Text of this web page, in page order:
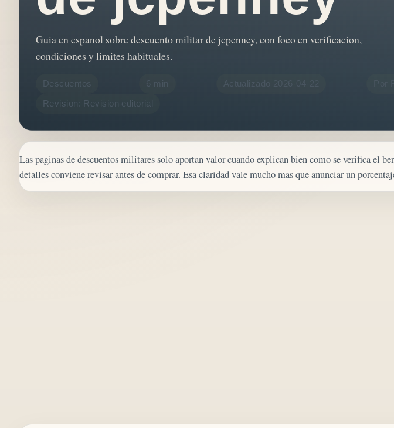
Guia en espanol sobre descuento militar de jcpenney, con foco en verificacion,
condiciones y limites habituales.
Descuentos 6 min
Revision: Revision editorial
Las paginas de descuentos militares solo aportan valor cuando explican bien como se verifica el
detalles conviene revisar antes de comprar. Esa claridad vale mucho mas que anunciar un